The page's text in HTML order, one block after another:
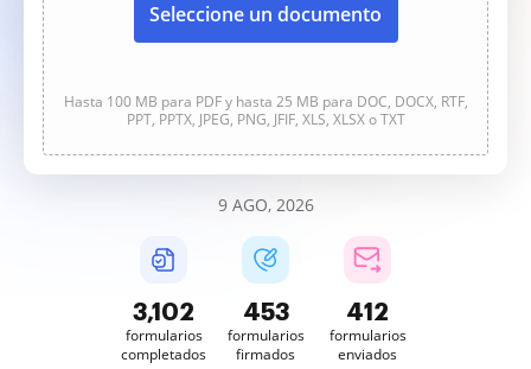
Seleccione un documento
Hasta 100 MB para PDF y hasta 25 MB para DOC, DOCX, RTF,
PPT, PPTX, JPEG, PNG, JFIF, XLS, XLSX o TXT
9 AGO, 2026
3,102
formularios
completados
453
formularios
firmados
412
formularios
enviados